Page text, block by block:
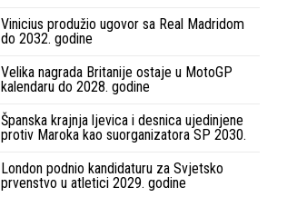
Vinicius produžio ugovor sa Real Madridom
do 2032. godine
Velika nagrada Britanije ostaje u MotoGP
kalendaru do 2028. godine
Španska krajnja ljevica i desnica ujedinjene
protiv Maroka kao suorganizatora SP 2030.
London podnio kandidaturu za Svjetsko
prvenstvo u atletici 2029. godine